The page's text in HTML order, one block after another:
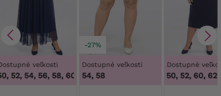
veľkosti
52, 54, 56, 58, 60, 62, 64,48, 50, 52, 54, 56, 58, 60, 62,
-27%
Dostupné veľkosti
54, 58
Dostupné
48, 50, 52, 60, 62,